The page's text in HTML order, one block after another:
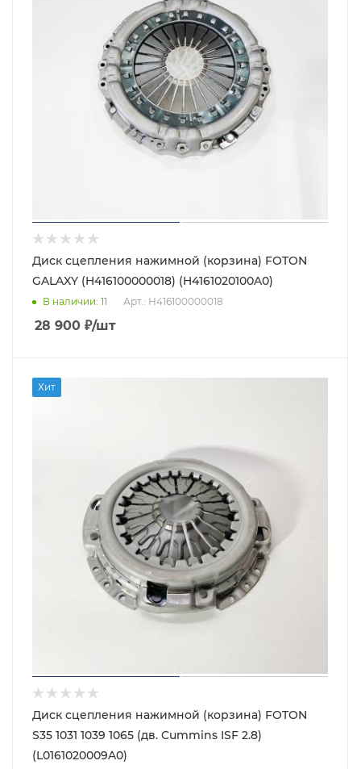
Диск сцепления нажимной (корзина) FOTON
GALAXY (H416100000018) (H4161020100A0)
В наличии: 11 Арт.: H416100000018
28 900 ₽/шт
Хит
Диск сцепления нажимной (корзина) FOTON
S35 1031 1039 1065 (дв. Cummins ISF 2.8)
(L0161020009A0)